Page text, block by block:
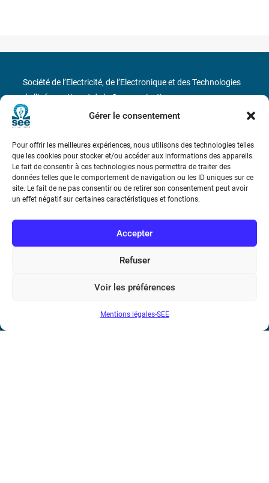
Gérer le consentement
Pour offrir les meilleures expériences, nous utilisons des technologies telles
que les cookies pour stocker et/ou accéder aux informations des appareils.
Le fait de consentir à ces technologies nous permettra de traiter des
données telles que le comportement de navigation ou les ID uniques sur ce
site. Le fait de ne pas consentir ou de retirer son consentement peut avoir
un effet négatif sur certaines caractéristiques et fonctions.
Accepter
Refuser
Voir les préférences
Mentions légales-SEE
Bicentenaire des découvertes d’André-
Conditions Générales de Vente
Société de l’Electricité, de l’Electronique et des Technologies
de l’Information et de la Communication
17 rue de l’Amiral Hamelin
Métro : « Boissière » Ligne 6 et « Iéna » Ligne 9
Téléphone : (+33) 1 56 90 37 17
N° de SIREN : 785 393 232, Code APE : 9412Z TVA intra-
communautaire : FR44 785 393 232